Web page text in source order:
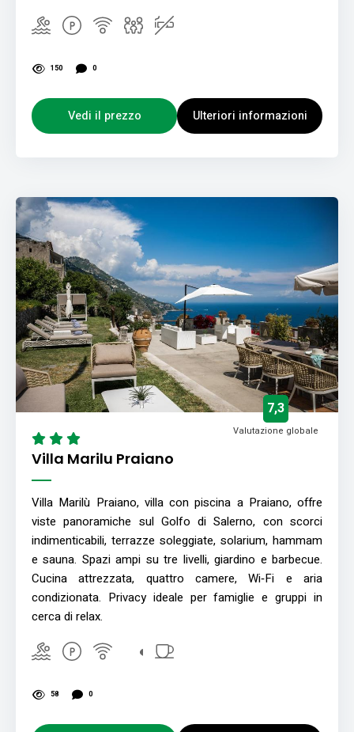
150 0
Vedi il prezzo Ulteriori informazioni
Villa Marilu Praiano
7,3
Valutazione globale
Villa Marilù Praiano, villa con piscina a Praiano, offre
viste panoramiche sul Golfo di Salerno, con scorci
indimenticabili, terrazze soleggiate, solarium, hammam
e sauna. Spazi ampi su tre livelli, giardino e barbecue.
Cucina attrezzata, quattro camere, Wi‑Fi e aria
condizionata. Privacy ideale per famiglie e gruppi in
cerca di relax.
58 0